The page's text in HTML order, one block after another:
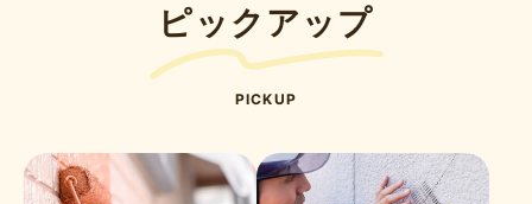
ピックアップ
PICKUP